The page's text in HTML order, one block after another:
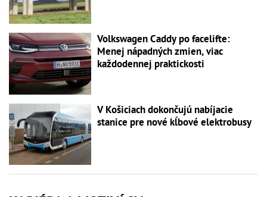
Volkswagen Caddy po facelifte:
Menej nápadných zmien, viac
každodennej praktickosti
V Košiciach dokončujú nabíjacie
stanice pre nové kĺbové elektrobusy